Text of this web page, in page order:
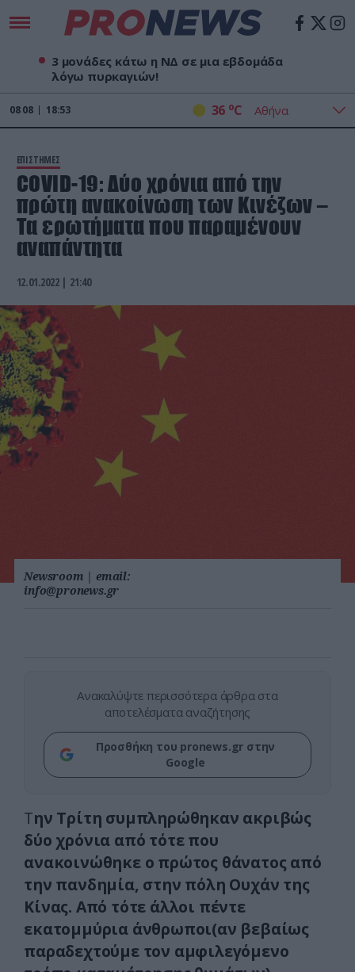
3 μονάδες κάτω η ΝΔ σε μια εβδομάδα
λόγω πυρκαγιών!
08 08 18:53 36 oC
ΕΠΙΣΤΗΜΕΣ
COVID-19: Δύο χρόνια από την
πρώτη ανακοίνωση των Κινέζων –
Τα ερωτήματα που παραμένουν
αναπάντητα
12.01.2022 | 21:40
Newsroom | email:
info@pronews.gr
Ανακαλύψτε περισσότερα άρθρα στα
αποτελέσματα αναζήτησης
Προσθήκη του pronews.gr στην
Google
Την Τρίτη συμπληρώθηκαν ακριβώς
δύο χρόνια από τότε που
ανακοινώθηκε ο πρώτος θάνατος από
την πανδημία, στην πόλη Ουχάν της
Κίνας. Από τότε άλλοι πέντε
εκατομμύρια άνθρωποι(αν βεβαίως
παραδεχτούμε τον αμφιλεγόμενο